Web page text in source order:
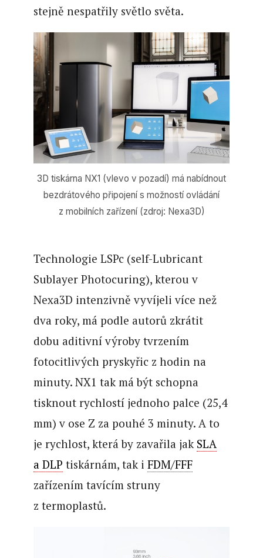
stejně nespatřily světlo světa.
3D tiskárna NX1 (vlevo v pozadí) má nabídnout
bezdrátového připojení s možností ovládání
z mobilních zařízení (zdroj: Nexa3D)
Technologie LSPc (self-Lubricant
Sublayer Photocuring), kterou v
Nexa3D intenzivně vyvíjeli více než
dva roky, má podle autorů zkrátit
dobu aditivní výroby tvrzením
fotocitlivých pryskyřic z hodin na
minuty. NX1 tak má být schopna
tisknout rychlostí jednoho palce (25,4
mm) v ose Z za pouhé 3 minuty. A to
je rychlost, která by zavařila jak SLA
a DLP tiskárnám, tak i FDM/FFF
zařízením tavícím struny
z termoplastů.